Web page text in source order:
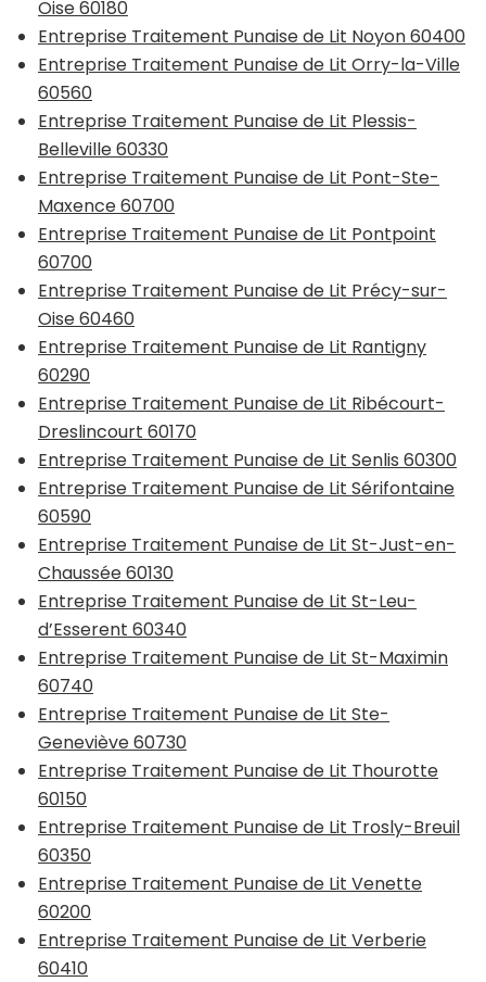
Oise 60180
Entreprise Traitement Punaise de Lit Noyon 60400
Entreprise Traitement Punaise de Lit Orry-la-Ville
60560
Entreprise Traitement Punaise de Lit Plessis-
Belleville 60330
Entreprise Traitement Punaise de Lit Pont-Ste-
Maxence 60700
Entreprise Traitement Punaise de Lit Pontpoint
60700
Entreprise Traitement Punaise de Lit Précy-sur-
Oise 60460
Entreprise Traitement Punaise de Lit Rantigny
60290
Entreprise Traitement Punaise de Lit Ribécourt-
Dreslincourt 60170
Entreprise Traitement Punaise de Lit Senlis 60300
Entreprise Traitement Punaise de Lit Sérifontaine
60590
Entreprise Traitement Punaise de Lit St-Just-en-
Chaussée 60130
Entreprise Traitement Punaise de Lit St-Leu-
d’Esserent 60340
Entreprise Traitement Punaise de Lit St-Maximin
60740
Entreprise Traitement Punaise de Lit Ste-
Geneviève 60730
Entreprise Traitement Punaise de Lit Thourotte
60150
Entreprise Traitement Punaise de Lit Trosly-Breuil
60350
Entreprise Traitement Punaise de Lit Venette
60200
Entreprise Traitement Punaise de Lit Verberie
60410